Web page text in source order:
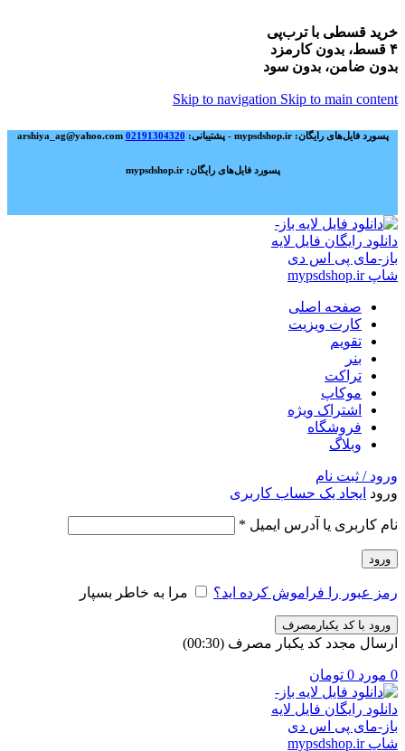
خرید قسطی با ترب‌پی
۴ قسط، بدون کارمزد
بدون ضامن، بدون سود
Skip to navigation Skip to main content
پسورد فایل‌های رایگان: mypsdshop.ir - پشتیبانی: arshiya_ag@yahoo.com 02191304320
پسورد فایل‌های رایگان: mypsdshop.ir
صفحه اصلی
کارت ویزیت
تقویم
بنر
تراکت
موکاپ
اشتراک ویژه
فروشگاه
وبلاگ
ورود / ثبت نام
ورود ایجاد یک حساب کاربری
نام کاربری یا آدرس ایمیل *
ورود
رمز عبور را فراموش کرده اید؟ مرا به خاطر بسپار
ورود با کد یکبارمصرف
ارسال مجدد کد یکبار مصرف (00:
30
)
0 مورد 0 تومان